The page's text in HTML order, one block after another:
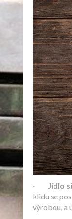
· Jídlo
klidu se
výrobou, a